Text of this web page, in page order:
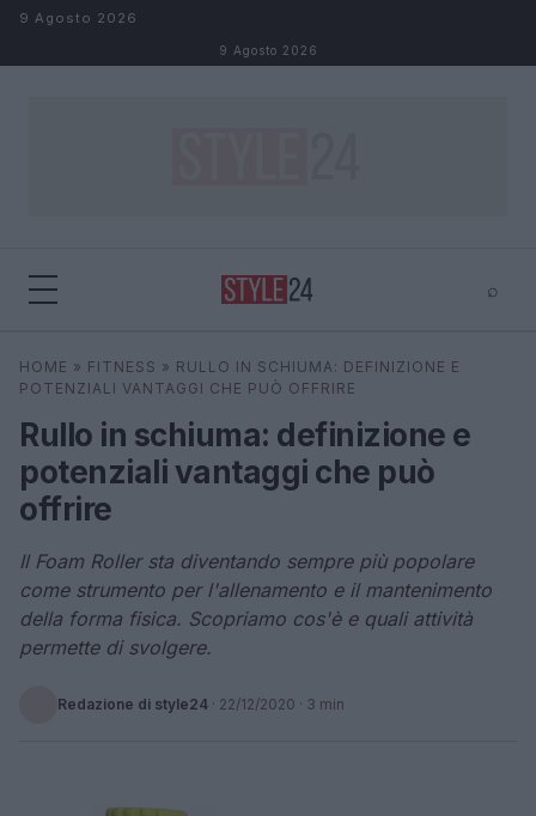
Salta al contenuto
9 Agosto 2026
9 Agosto 2026
⌕
Cerca ⌕
HOME » FITNESS » RULLO IN SCHIUMA: DEFINIZIONE E
POTENZIALI VANTAGGI CHE PUÒ OFFRIRE
Rullo in schiuma: definizione e
potenziali vantaggi che può
offrire
Il Foam Roller sta diventando sempre più popolare
come strumento per l'allenamento e il mantenimento
della forma fisica. Scopriamo cos'è e quali attività
permette di svolgere.
Redazione di style24 · 22/12/2020 · 3 min